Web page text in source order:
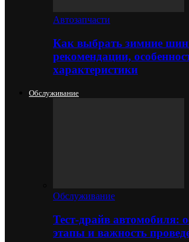
Автозапчасти
Как выбрать зимние
рекомендации,
характеристики
Обслуживание
Обслуживание
Тест-драйв автомобиля:
этапы и важность